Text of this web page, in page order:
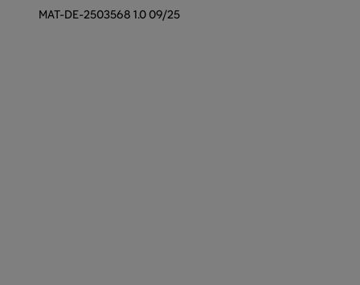
MAT-DE-2503568 1.0 09/25